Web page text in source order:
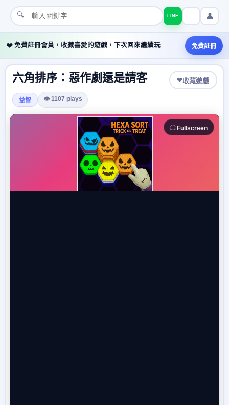
🔍 LINE 👤
❤️ 免費註冊會員，收藏喜愛的遊戲，下次回來繼續玩 免費註冊
六角排序：惡作劇還是請客 ❤收藏遊戲
益智 👁 1107 plays
⛶ Fullscreen